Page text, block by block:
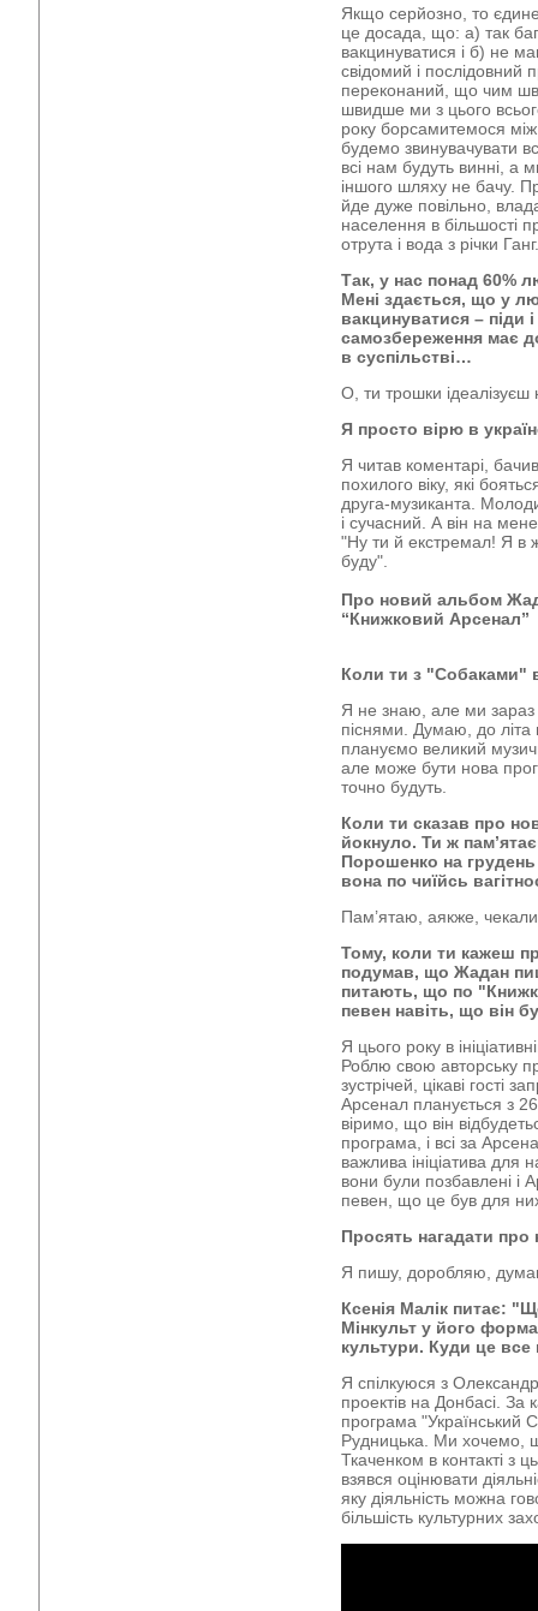
Якщо серйозно, то
це досада, що: а) так
вакцинуватися і б) не
свідомий і
переконаний, що чим
швидше ми з цього
року борсамитемося
будемо звинувачувати
всі нам будуть винні,
іншого шляху не бачу.
йде дуже повільно,
населення в більшості
отрута і вода з річки Ганг.
Так, у нас понад 60%
Мені здається, що у
вакцинуватися – піди
самозбереження має
в суспільстві…
О, ти трошки
Я просто вірю в
Я читав коментарі,
похилого віку, які
друга-музиканта.
і сучасний. А він на
"Ну ти й екстремал! Я в
буду".
Про новий альбом
“Книжковий Арсенал”
Коли ти з "Собаками"
Я не знаю, але ми
піснями. Думаю, до літа
плануємо великий
але може бути нова
точно будуть.
Коли ти сказав про
йокнуло. Ти ж
Порошенко на грудень
вона по чиїйсь
Пам’ятаю, аякже,
Тому, коли ти кажеш
подумав, що Жадан
питають, що по
певен навіть, що він
Я цього року в
Роблю свою авторську
зустрічей, цікаві гості
Арсенал планується з
віримо, що він
програма, і всі за
важлива ініціатива для
вони були позбавлені і
певен, що це був для
Просять нагадати про
Я пишу, доробляю,
Ксенія Малік питає:
Мінкульт у його
культури. Куди це все
Я спілкуюся з
проектів на Донбасі. За
програма "Український
Рудницька. Ми хочемо,
Ткаченком в контакті з
взявся оцінювати
яку діяльність можна
більшість культурних